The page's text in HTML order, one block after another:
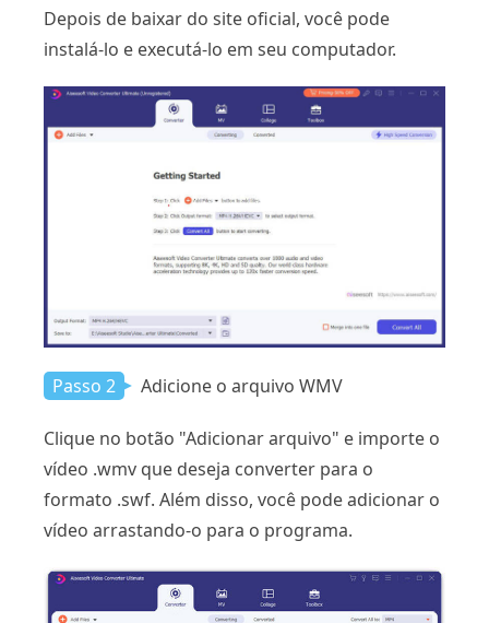
Depois de baixar do site oficial, você pode
instalá-lo e executá-lo em seu computador.
Passo 2 Adicione o arquivo WMV
Clique no botão "Adicionar arquivo" e importe o
vídeo .wmv que deseja converter para o
formato .swf. Além disso, você pode adicionar o
vídeo arrastando-o para o programa.